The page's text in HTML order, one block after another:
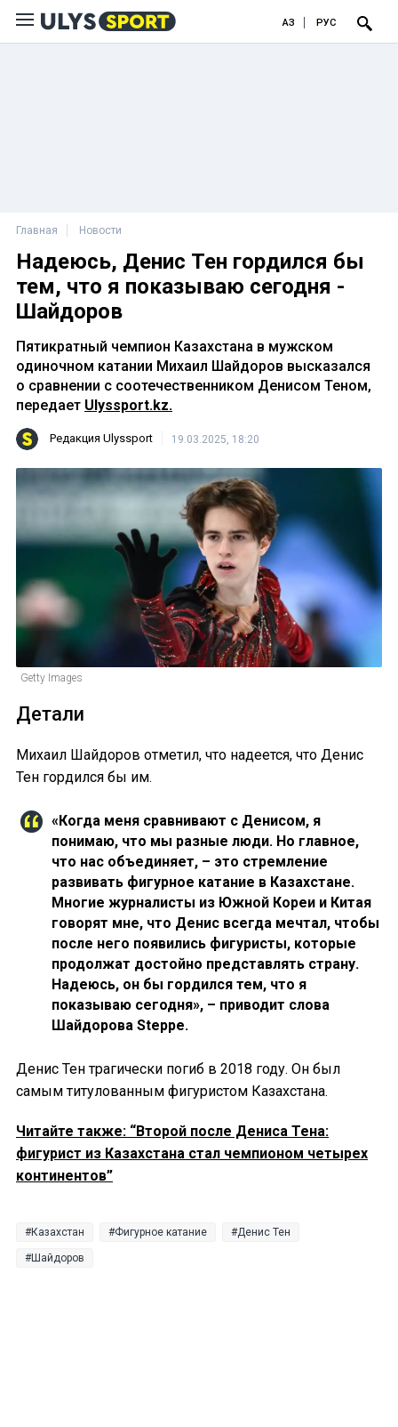
ҚАЗ РУС
Главная Новости
Надеюсь, Денис Тен гордился бы
тем, что я показываю сегодня -
Шайдоров
Пятикратный чемпион Казахстана в мужском
одиночном катании Михаил Шайдоров высказался
о сравнении с соотечественником Денисом Теном,
передает Ulyssport.kz.
Редакция Ulyssport 19.03.2025, 18:20
Getty Images
Детали
Михаил Шайдоров отметил, что надеется, что Денис
Тен гордился бы им.
«Когда меня сравнивают с Денисом, я
понимаю, что мы разные люди. Но главное,
что нас объединяет, – это стремление
развивать фигурное катание в Казахстане.
Многие журналисты из Южной Кореи и Китая
говорят мне, что Денис всегда мечтал, чтобы
после него появились фигуристы, которые
продолжат достойно представлять страну.
Надеюсь, он бы гордился тем, что я
показываю сегодня», – приводит слова
Шайдорова Steppe.
Денис Тен трагически погиб в 2018 году. Он был
самым титулованным фигуристом Казахстана.
Читайте также: “Второй после Дениса Тена:
фигурист из Казахстана стал чемпионом четырех
континентов”
Казахстан Фигурное катание Денис Тен
Шайдоров